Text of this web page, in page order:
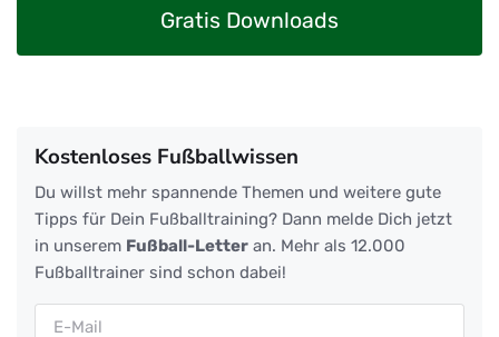
Gratis Downloads
Kostenloses Fußballwissen
Du willst mehr spannende Themen und weitere gute
Tipps für Dein Fußballtraining? Dann melde Dich jetzt
in unserem Fußball-Letter an. Mehr als 12.000
Fußballtrainer sind schon dabei!